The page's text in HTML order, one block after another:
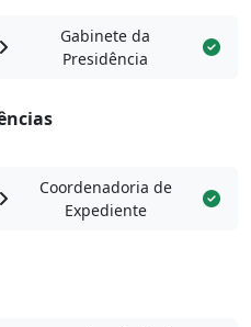
Gabinete da
Presidência
Coordenadoria de
Expediente